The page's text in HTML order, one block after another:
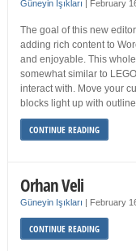
Güneyin Işıkları | February
The goal of this new
adding rich content to
and enjoyable. This
somewhat similar to
interact with. Move your
blocks light up with
CONTINUE READING
Orhan Veli
Güneyin Işıkları | February
CONTINUE READING